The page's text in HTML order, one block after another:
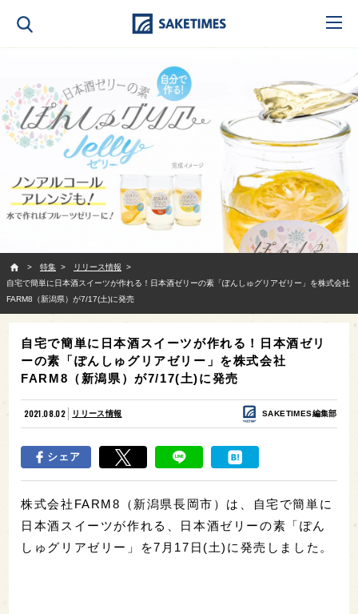
特集
リリース情報
自宅で簡単に日本酒スイーツが作れる！日本酒ゼリーの素「ぽんしゅグリアゼリー」を株式会社
FARM8（新潟県）が7/17(土)に発売
自宅で簡単に日本酒スイーツが作れる！日本酒ゼリ
ーの素「ぽんしゅグリアゼリー」を株式会社
FARM8（新潟県）が7/17(土)に発売
2021.08.02 リリース情報 SAKETIMES編集部
シェア
株式会社FARM8（新潟県長岡市）は、自宅で簡単に
日本酒スイーツが作れる、日本酒ゼリーの素「ぽん
しゅグリアゼリー」を7月17日(土)に発売しました。